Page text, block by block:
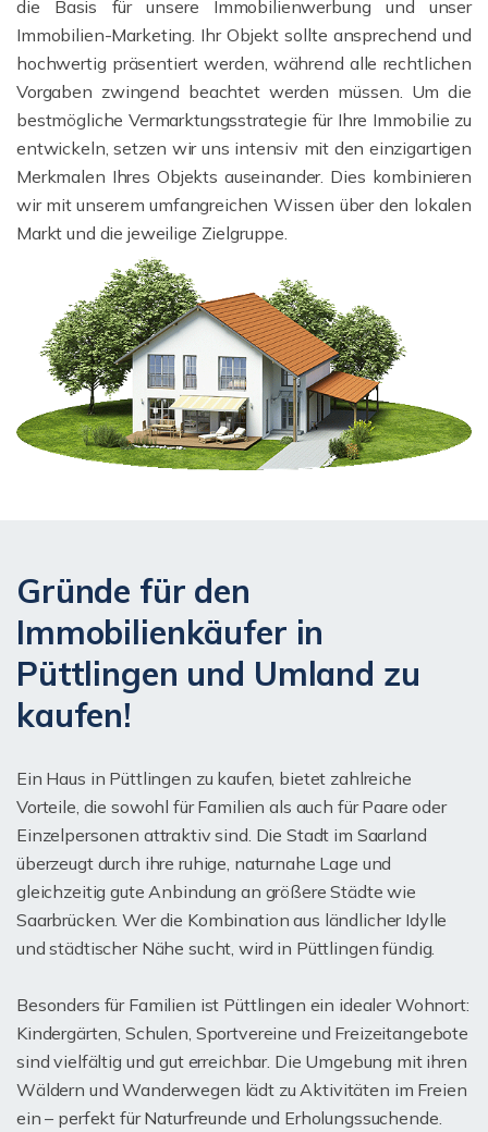
die Basis für unsere Immobilienwerbung und unser
Immobilien-Marketing. Ihr Objekt sollte ansprechend und
hochwertig präsentiert werden, während alle rechtlichen
Vorgaben zwingend beachtet werden müssen. Um die
bestmögliche Vermarktungsstrategie für Ihre Immobilie zu
entwickeln, setzen wir uns intensiv mit den einzigartigen
Merkmalen Ihres Objekts auseinander. Dies kombinieren
wir mit unserem umfangreichen Wissen über den lokalen
Markt und die jeweilige Zielgruppe.
Gründe für den
Immobilienkäufer in
Püttlingen und Umland zu
kaufen!
Ein Haus in Püttlingen zu kaufen, bietet zahlreiche
Vorteile, die sowohl für Familien als auch für Paare oder
Einzelpersonen attraktiv sind. Die Stadt im Saarland
überzeugt durch ihre ruhige, naturnahe Lage und
gleichzeitig gute Anbindung an größere Städte wie
Saarbrücken. Wer die Kombination aus ländlicher Idylle
und städtischer Nähe sucht, wird in Püttlingen fündig.
Besonders für Familien ist Püttlingen ein idealer Wohnort:
Kindergärten, Schulen, Sportvereine und Freizeitangebote
sind vielfältig und gut erreichbar. Die Umgebung mit ihren
Wäldern und Wanderwegen lädt zu Aktivitäten im Freien
ein – perfekt für Naturfreunde und Erholungssuchende.